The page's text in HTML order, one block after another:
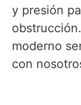
y presión
moderno
con